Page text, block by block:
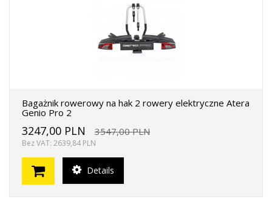
Bagażnik rowerowy na hak 2 rowery elektryczne Atera
Genio Pro 2
3247,00 PLN 3547,00 PLN
Bez VAT: 2639,84 PLN
Details